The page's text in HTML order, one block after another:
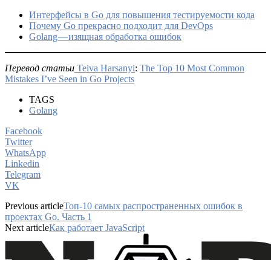
Интерфейсы в Go для повышения тестируемости кода
Почему Go прекрасно подходит для DevOps
Golang — изящная обработка ошибок
Перевод статьи Teiva Harsanyi: The Top 10 Most Common
Mistakes I’ve Seen in Go Projects
TAGS
Golang
Facebook
Twitter
WhatsApp
Linkedin
Telegram
VK
Previous articleТоп-10 самых распространенных ошибок в
проектах Go. Часть 1
Next articleКак работает JavaScript